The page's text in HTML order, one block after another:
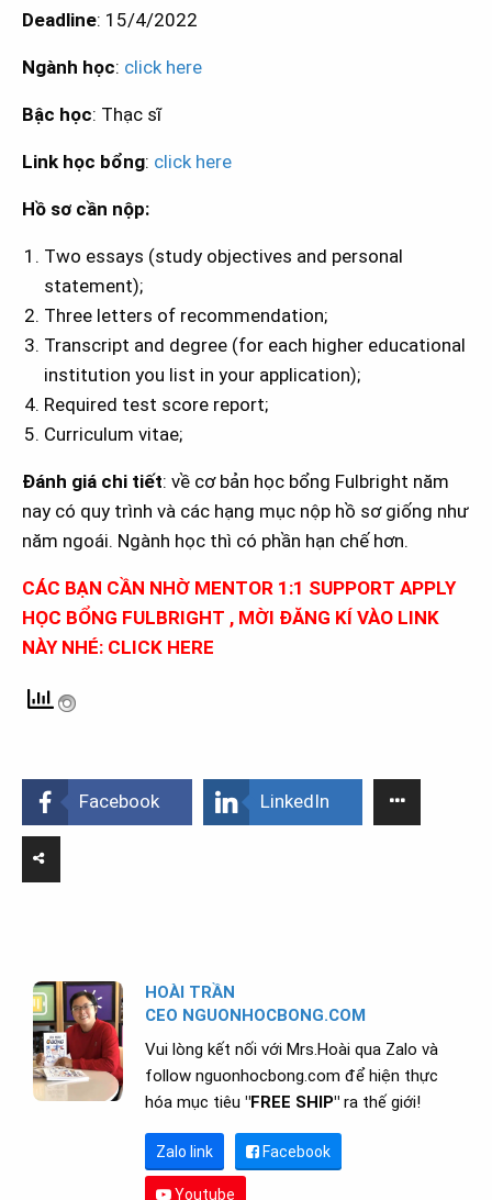
Deadline: 15/4/2022
Ngành học: click here
Bậc học: Thạc sĩ
Link học bổng: click here
Hồ sơ cần nộp:
Two essays (study objectives and personal
statement);
Three letters of recommendation;
Transcript and degree (for each higher educational
institution you list in your application);
Required test score report;
Curriculum vitae;
Đánh giá chi tiết: về cơ bản học bổng Fulbright năm
nay có quy trình và các hạng mục nộp hồ sơ giống như
năm ngoái. Ngành học thì có phần hạn chế hơn.
CÁC BẠN CẦN NHỜ MENTOR 1:1 SUPPORT APPLY
HỌC BỔNG FULBRIGHT , MỜI ĐĂNG KÍ VÀO LINK
NÀY NHÉ: CLICK HERE
Facebook LinkedIn
HOÀI TRẦN
CEO NGUONHOCBONG.COM
Vui lòng kết nối với Mrs.Hoài qua Zalo và
follow nguonhocbong.com để hiện thực
hóa mục tiêu "FREE SHIP" ra thế giới!
Zalo link Facebook
Youtube